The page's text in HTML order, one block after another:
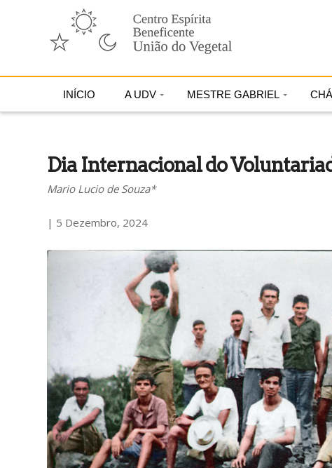
INÍCIO A UDV MESTRE GABRIEL
Dia Internacional do
Mario Lucio de Souza*
| 5 Dezembro, 2024